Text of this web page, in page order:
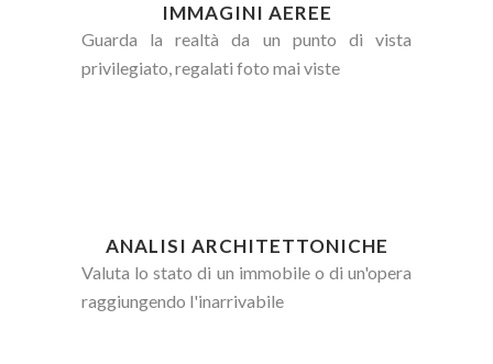
IMMAGINI AEREE
Guarda la realtà da un punto di vista
privilegiato, regalati foto mai viste
ANALISI ARCHITETTONICHE
Valuta lo stato di un immobile o di un'opera
raggiungendo l'inarrivabile